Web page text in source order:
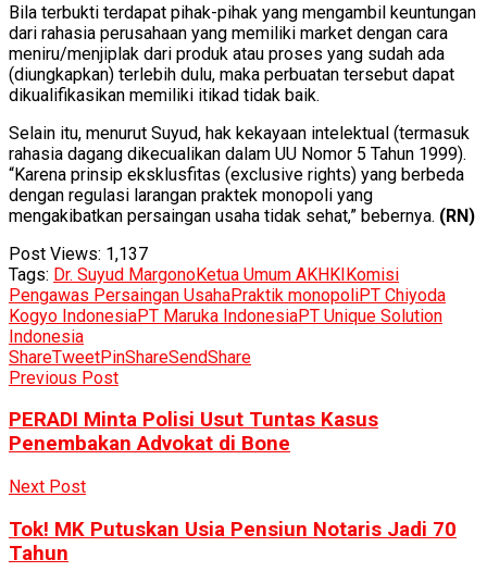
Bila terbukti terdapat pihak-pihak yang mengambil keuntungan
dari rahasia perusahaan yang memiliki market dengan cara
meniru/menjiplak dari produk atau proses yang sudah ada
(diungkapkan) terlebih dulu, maka perbuatan tersebut dapat
dikualifikasikan memiliki itikad tidak baik.
Selain itu, menurut Suyud, hak kekayaan intelektual (termasuk
rahasia dagang dikecualikan dalam UU Nomor 5 Tahun 1999).
“Karena prinsip eksklusfitas (exclusive rights) yang berbeda
dengan regulasi larangan praktek monopoli yang
mengakibatkan persaingan usaha tidak sehat,” bebernya. (RN)
Post Views: 1,137
Tags: Dr. Suyud MargonoKetua Umum AKHKIKomisi
Pengawas Persaingan UsahaPraktik monopoliPT Chiyoda
Kogyo IndonesiaPT Maruka IndonesiaPT Unique Solution
Indonesia
ShareTweetPinShareSendShare
Previous Post
PERADI Minta Polisi Usut Tuntas Kasus
Penembakan Advokat di Bone
Next Post
Tok! MK Putuskan Usia Pensiun Notaris Jadi 70
Tahun